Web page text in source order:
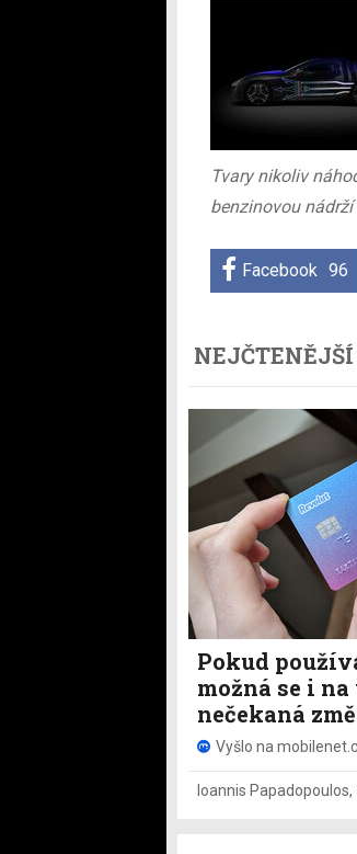
Tvary nikoliv
benzinovou nádrží
Facebook 96
Pokud
možná se i
nečekaná
Vyšlo na
Ioannis Papadopoulos,